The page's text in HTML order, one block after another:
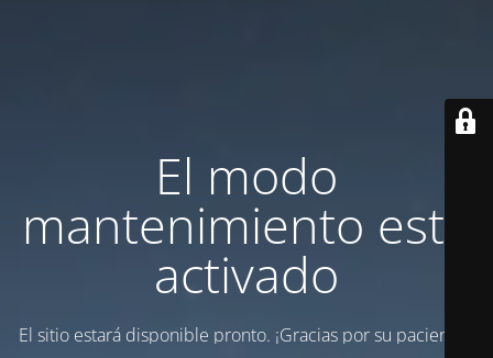
El modo
mantenimiento está
activado
El sitio estará disponible pronto. ¡Gracias por su paciencia!